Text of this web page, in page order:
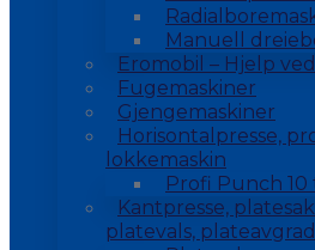
Manuell
Eromobil – Hjelp
Fugemaskiner
Gjengemaskiner
Horisontalpresse,
lokkemaskin
Profi Punch 10
Kantpresse,
platevals,